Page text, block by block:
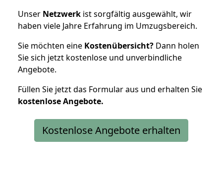
Unser Netzwerk ist sorgfältig ausgewählt, wir
haben viele Jahre Erfahrung im Umzugsbereich.
Sie möchten eine Kostenübersicht? Dann holen
Sie sich jetzt kostenlose und unverbindliche
Angebote.
Füllen Sie jetzt das Formular aus und erhalten Sie
kostenloseAngebote.
Kostenlose Angebote erhalten